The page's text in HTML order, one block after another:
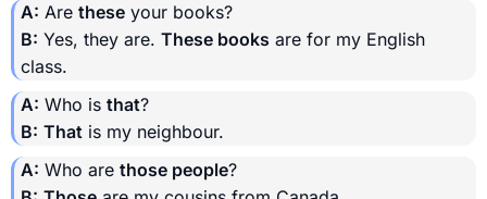
A: Are these your books?
B: Yes, they are. These books are for my English
class.
A: Who is that?
B: That is my neighbour.
A: Who are those people?